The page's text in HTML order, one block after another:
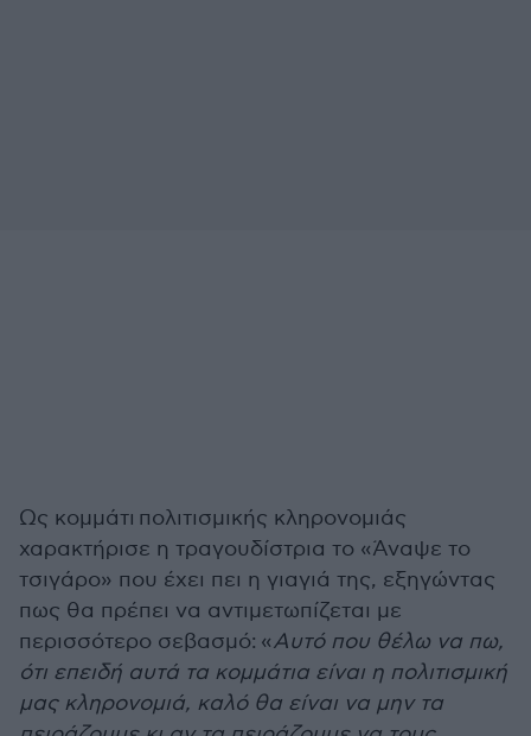
Ως κομμάτι πολιτισμικής κληρονομιάς
χαρακτήρισε η τραγουδίστρια το «Άναψε το
τσιγάρο» που έχει πει η γιαγιά της, εξηγώντας
πως θα πρέπει να αντιμετωπίζεται με
περισσότερο σεβασμό: «Αυτό που θέλω να πω,
ότι επειδή αυτά τα κομμάτια είναι η πολιτισμική
μας κληρονομιά, καλό θα είναι να μην τα